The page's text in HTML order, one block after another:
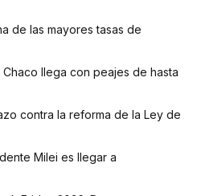
de las mayores tasas de
llega con peajes de hasta
contra la reforma de la Ley de
Milei es llegar a